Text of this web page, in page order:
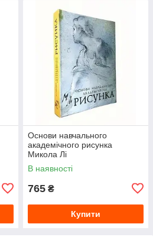
Основи навчального
академічного рисунка
Микола Лі
В наявності
765 ₴
Купити